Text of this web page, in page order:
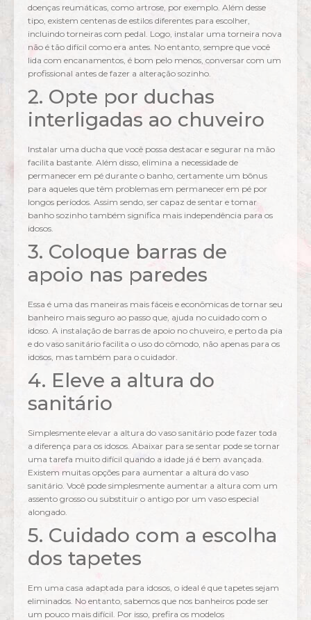
doenças reumáticas, como artrose, por exemplo. Além desse
tipo, existem centenas de estilos diferentes para escolher,
incluindo torneiras com pedal. Logo, instalar uma torneira nova
não é tão difícil como era antes. No entanto, sempre que você
lida com encanamentos, é bom pelo menos, conversar com um
profissional antes de fazer a alteração sozinho.
2. Opte por duchas
interligadas ao chuveiro
Instalar uma ducha que você possa destacar e segurar na mão
facilita bastante. Além disso, elimina a necessidade de
permanecer em pé durante o banho, certamente um bônus
para aqueles que têm problemas em permanecer em pé por
longos períodos. Assim sendo, ser capaz de sentar e tomar
banho sozinho também significa mais independência para os
idosos.
3. Coloque barras de
apoio nas paredes
Essa é uma das maneiras mais fáceis e econômicas de tornar seu
banheiro mais seguro ao passo que, ajuda no cuidado com o
idoso. A instalação de barras de apoio no chuveiro, e perto da pia
e do vaso sanitário facilita o uso do cômodo, não apenas para os
idosos, mas também para o cuidador.
4. Eleve a altura do
sanitário
Simplesmente elevar a altura do vaso sanitário pode fazer toda
a diferença para os idosos. Abaixar para se sentar pode se tornar
uma tarefa muito difícil quando a idade já é bem avançada.
Existem muitas opções para aumentar a altura do vaso
sanitário. Você pode simplesmente aumentar a altura com um
assento grosso ou substituir o antigo por um vaso especial
alongado.
5. Cuidado com a escolha
dos tapetes
Em uma casa adaptada para idosos, o ideal é que tapetes sejam
eliminados. No entanto, sabemos que nos banheiros pode ser
um pouco mais difícil. Por isso, prefira os modelos